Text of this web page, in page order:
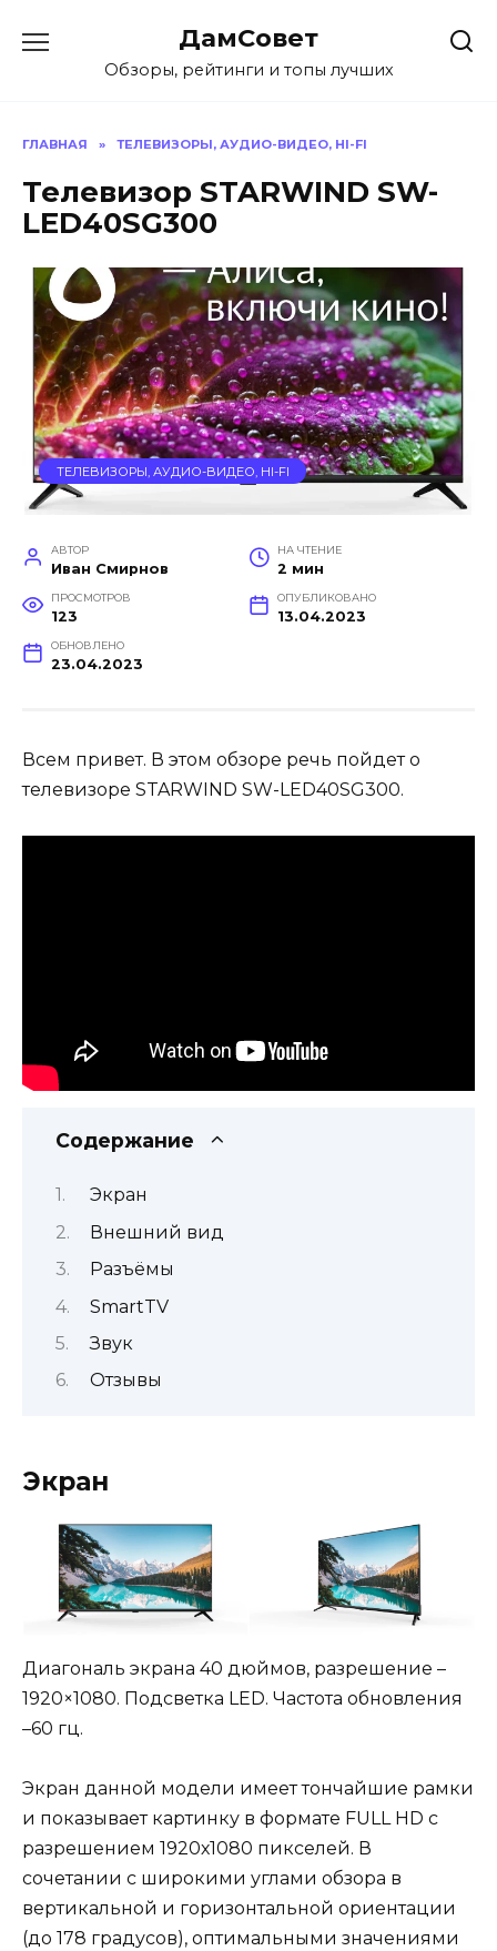
содержанию
ДамСовет
Обзоры, рейтинги и топы лучших
ГЛАВНАЯ » ТЕЛЕВИЗОРЫ, АУДИО-ВИДЕО, HI-FI
Телевизор STARWIND SW-
LED40SG300
ТЕЛЕВИЗОРЫ, АУДИО-ВИДЕО, HI-FI
АВТОР
Иван Смирнов
НА ЧТЕНИЕ
2 мин
ПРОСМОТРОВ
123
ОПУБЛИКОВАНО
13.04.2023
ОБНОВЛЕНО
23.04.2023
Всем привет. В этом обзоре речь пойдет о
телевизоре STARWIND SW-LED40SG300.
Содержание
Экран
Внешний вид
Разъёмы
SmartTV
Звук
Отзывы
Экран
Диагональ экрана 40 дюймов, разрешение –
1920×1080. Подсветка LED. Частота обновления
–60 гц.
Экран данной модели имеет тончайшие рамки
и показывает картинку в формате FULL HD с
разрешением 1920х1080 пикселей. В
сочетании с широкими углами обзора в
вертикальной и горизонтальной ориентации
(до 178 градусов), оптимальными значениями